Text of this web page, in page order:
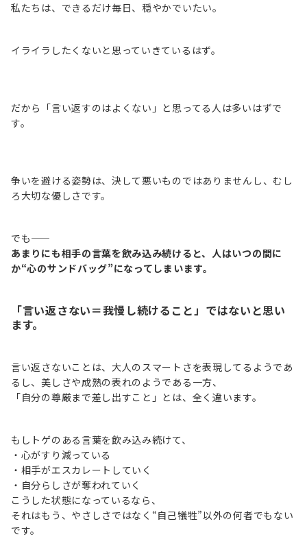
私たちは、できるだけ毎日、穏やかでいたい。
イライラしたくないと思っていきているはず。
だから「言い返すのはよくない」と思ってる人は多いはずで
す。
争いを避ける姿勢は、決して悪いものではありませんし、むし
ろ大切な優しさです。
でも――
あまりにも相手の言葉を飲み込み続けると、人はいつの間に
か“心のサンドバッグ”になってしまいます。
「言い返さない＝我慢し続けること」ではないと思い
ます。
言い返さないことは、大人のスマートさを表現してるようであ
るし、美しさや成熟の表れのようである一方、
「自分の尊厳まで差し出すこと」とは、全く違います。
もしトゲのある言葉を飲み込み続けて、
・心がすり減っている
・相手がエスカレートしていく
・自分らしさが奪われていく
こうした状態になっているなら、
それはもう、やさしさではなく“自己犠牲”以外の何者でもない
です。